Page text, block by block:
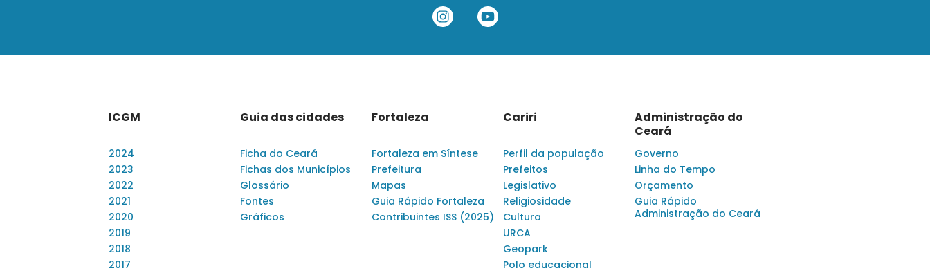
ICGM
2024
2023
2022
2021
2020
2019
2018
2017
Guia das cidades
Ficha do Ceará
Fichas dos Municípios
Glossário
Fontes
Gráficos
Fortaleza
Fortaleza em Síntese
Prefeitura
Mapas
Guia Rápido Fortaleza
Contribuintes ISS (2025)
Cariri
Perfil da população
Prefeitos
Legislativo
Religiosidade
Cultura
URCA
Geopark
Polo educacional
Administração do
Ceará
Governo
Linha do Tempo
Orçamento
Guia Rápido
Administração do Ceará